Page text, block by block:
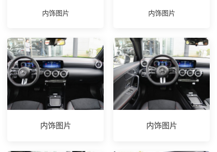
内饰图片 内饰图片
内饰图片 内饰图片